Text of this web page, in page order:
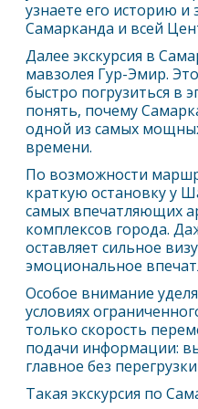
узнаете его историю и
Самарканда и всей
Далее экскурсия в
мавзолея Гур-Эмир.
быстро погрузиться в
понять, почему
одной из самых
времени.
По возможности
краткую остановку у
самых впечатляющих
комплексов города.
оставляет сильное
эмоциональное
Особое внимание
условиях
только скорость
подачи информации:
главное без
Такая экскурсия по